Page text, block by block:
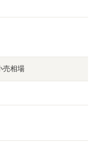
売相場